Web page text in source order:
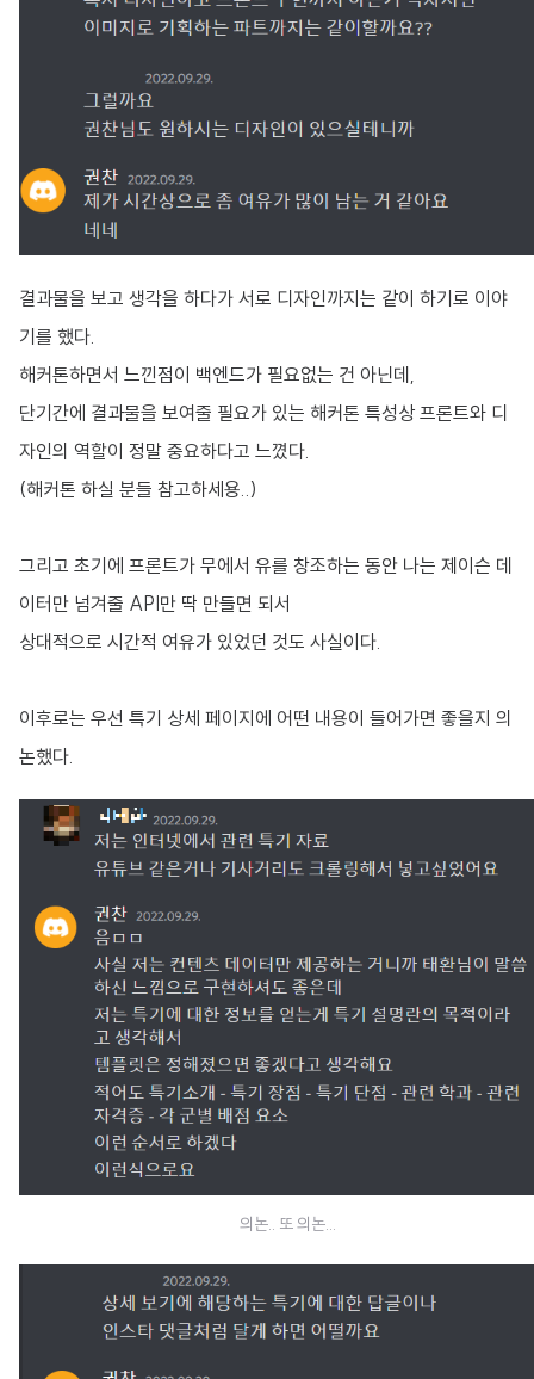
결과물을 보고 생각을 하다가 서로 디자인까지는 같이 하기로 이야
기를 했다.
해커톤하면서 느낀점이 백엔드가 필요없는 건 아닌데,
단기간에 결과물을 보여줄 필요가 있는 해커톤 특성상 프론트와 디
자인의 역할이 정말 중요하다고 느꼈다.
(해커톤 하실 분들 참고하세용..)
그리고 초기에 프론트가 무에서 유를 창조하는 동안 나는 제이슨 데
이터만 넘겨줄 API만 딱 만들면 되서
상대적으로 시간적 여유가 있었던 것도 사실이다.
이후로는 우선 특기 상세 페이지에 어떤 내용이 들어가면 좋을지 의
논했다.
의논.. 또 의논...